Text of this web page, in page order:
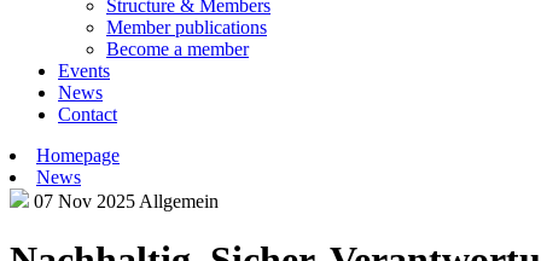
Structure & Members
Member publications
Become a member
Events
News
Contact
Homepage
News
07 Nov 2025 Allgemein